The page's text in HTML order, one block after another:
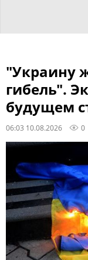
"Украину
гибель".
будущем
06:03 10.08.2026 0